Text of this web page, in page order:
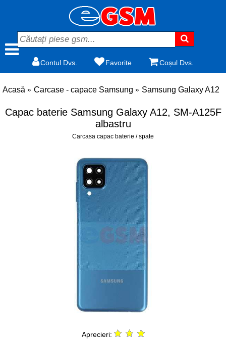
Contul Dvs. Favorite Coșul Dvs.
Acasă Carcase - capace Samsung Samsung Galaxy A12
Capac baterie Samsung Galaxy A12, SM-A125F
albastru
Carcasa capac baterie / spate
Aprecieri: